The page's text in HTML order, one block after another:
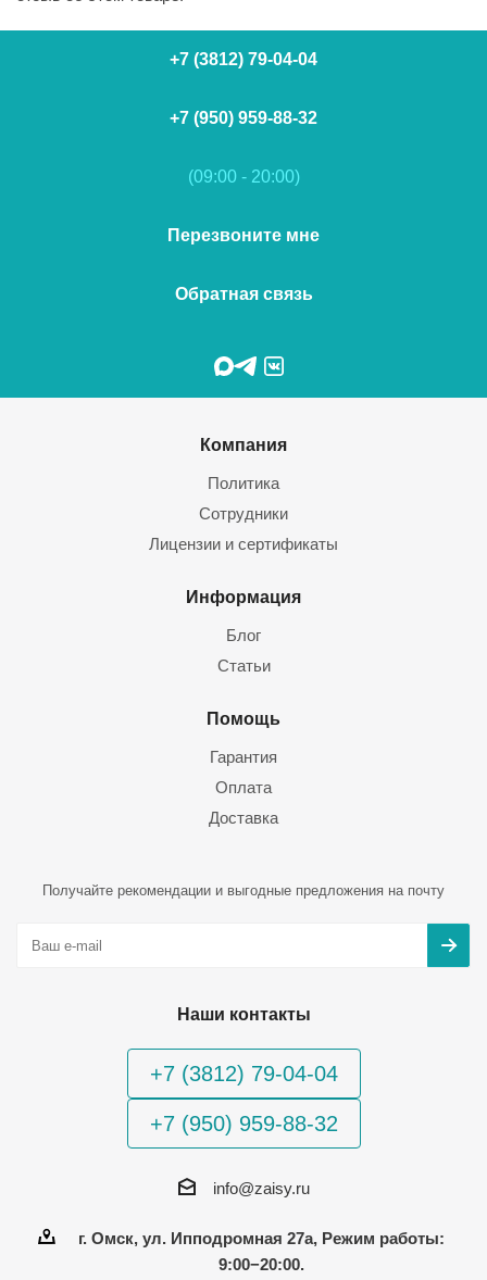
+7 (3812) 79-04-04
+7 (950) 959-88-32
(09:00 - 20:00)
Перезвоните мне
Обратная связь
Компания
Политика
Сотрудники
Лицензии и сертификаты
Информация
Блог
Статьи
Помощь
Гарантия
Оплата
Доставка
Получайте рекомендации и выгодные предложения на почту
Наши контакты
+7 (3812) 79-04-04
+7 (950) 959-88-32
info@zaisy.ru
г. Омск, ул. Ипподромная 27а, Режим работы:
9:00−20:00.